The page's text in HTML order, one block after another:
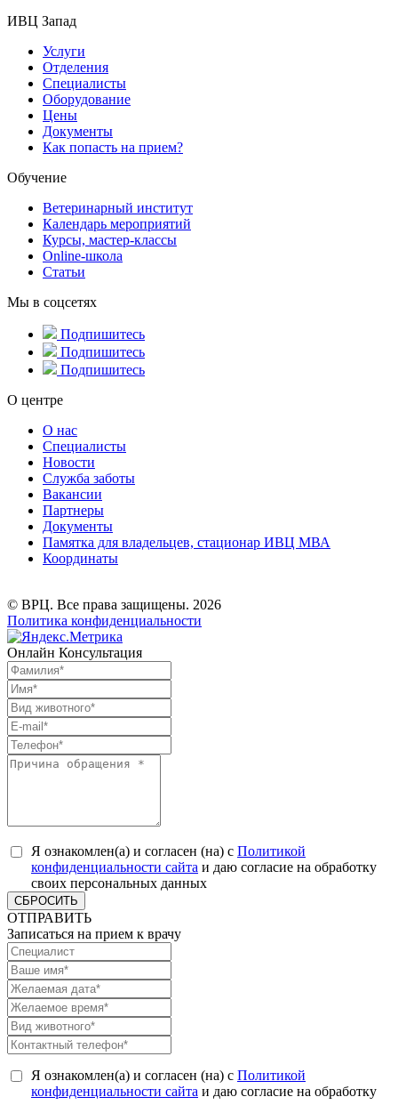
ИВЦ Запад
Услуги
Отделения
Специалисты
Оборудование
Цены
Документы
Как попасть на прием?
Обучение
Ветеринарный институт
Календарь мероприятий
Курсы, мастер-классы
Online-школа
Статьи
Мы в соцсетях
Подпишитесь
Подпишитесь
Подпишитесь
О центре
О нас
Специалисты
Новости
Служба заботы
Вакансии
Партнеры
Документы
Памятка для владельцев, стационар ИВЦ МВА
Координаты
© ВРЦ. Все права защищены. 2026
Политика конфиденциальности
Онлайн Консультация
Я ознакомлен(а) и согласен (на) с Политикой
конфиденциальности сайта и даю согласие на обработку
своих персональных данных
СБРОСИТЬ
ОТПРАВИТЬ
Записаться на прием к врачу
Я ознакомлен(а) и согласен (на) с Политикой
конфиденциальности сайта и даю согласие на обработку